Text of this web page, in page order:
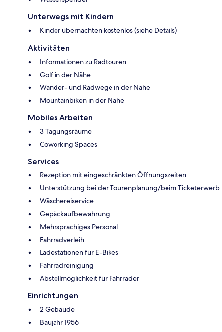
Unterwegs mit Kindern
Kinder übernachten kostenlos (siehe Details)
Aktivitäten
Informationen zu Radtouren
Golf in der Nähe
Wander- und Radwege in der Nähe
Mountainbiken in der Nähe
Mobiles Arbeiten
3 Tagungsräume
Coworking Spaces
Services
Rezeption mit eingeschränkten Öffnungszeiten
Unterstützung bei der Tourenplanung/beim Ticketerwerb
Wäschereiservice
Gepäckaufbewahrung
Mehrsprachiges Personal
Fahrradverleih
Ladestationen für E-Bikes
Fahrradreinigung
Abstellmöglichkeit für Fahrräder
Einrichtungen
2 Gebäude
Baujahr 1956